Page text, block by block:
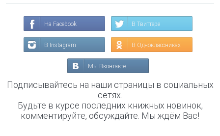
На Facebook В Твиттере
В Instagram В Одноклассниках
Мы Вконтакте
Подписывайтесь на наши страницы в социальных
сетях.
Будьте в курсе последних книжных новинок,
комментируйте, обсуждайте. Мы ждём Вас!